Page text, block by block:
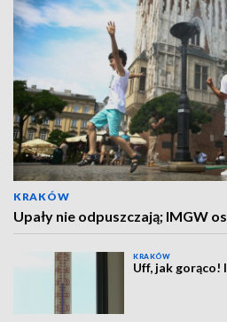
KRAKÓW
Upały nie odpuszczają; IMGW
KRAKÓW
Uff, jak gorąco!